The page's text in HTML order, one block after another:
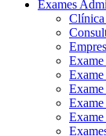
Exames
Clínica